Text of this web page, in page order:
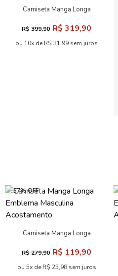
Camiseta Manga Longa
Acostamento
R$ 399,90 R$ 319,90
ou 10x de R$ 31,99 sem juros
-57% OFF
Camiseta Manga Longa
Acostamento
R$ 279,90 R$ 119,90
ou 5x de R$ 23,98 sem juros